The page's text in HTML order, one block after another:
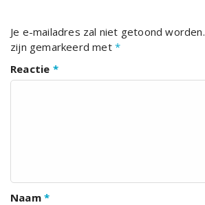
Je e-mailadres zal niet getoond worden.
zijn gemarkeerd met *
Reactie *
Naam *